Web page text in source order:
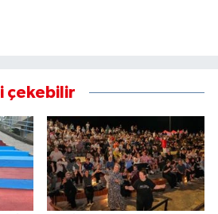
çekebilir